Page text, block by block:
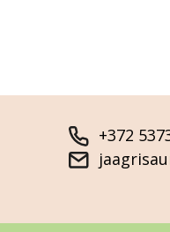
+372